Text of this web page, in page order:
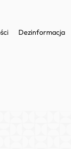
Dezinformacja